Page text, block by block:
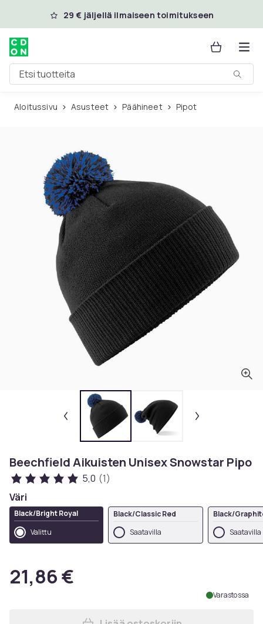
Ohita ja siirry pääsisältöön
29 € jäljellä ilmaiseen toimitukseen
Etsi tuotteita
Aloitussivu Asusteet Päähineet Pipot
Beechfield Aikuisten Unisex Snowstar Pipo
5,0 (1)
Väri
Black/Bright Royal
Valittu
Black/Classic Red
Saatavilla
Black/
Saatavilla
21,86 €
Varastossa